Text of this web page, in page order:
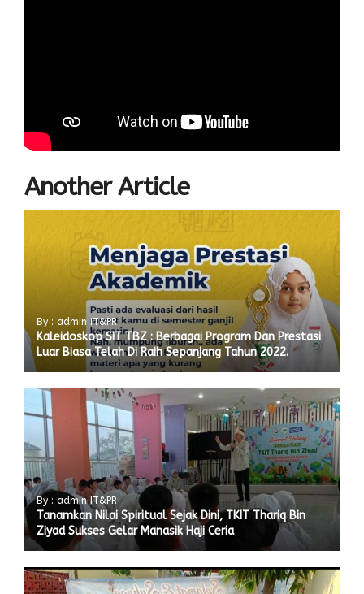
Another Article
By : admin IT&PR
Kaleidoskop SIT TBZ : Berbagai Program Dan Prestasi
Luar Biasa Telah Di Raih Sepanjang Tahun 2022.
By : admin IT&PR
Tanamkan Nilai Spiritual Sejak Dini, TKIT Thariq Bin
Ziyad Sukses Gelar Manasik Haji Ceria